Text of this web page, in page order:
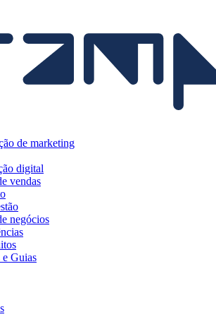
de marketing
digital
vendas
negócios
Guias